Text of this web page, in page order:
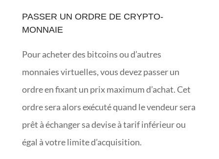
PASSER UN ORDRE DE CRYPTO-
MONNAIE
Pour acheter des bitcoins ou d’autres
monnaies virtuelles, vous devez passer un
ordre en fixant un prix maximum d’achat. Cet
ordre sera alors exécuté quand le vendeur sera
prêt à échanger sa devise à tarif inférieur ou
égal à votre limite d’acquisition.